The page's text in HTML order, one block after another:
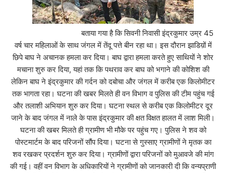
बताया गया है कि सिवनी निवासी इंद्रकुमार उम्र 45
वर्ष चार महिलाओं के साथ जंगल में तेंदू पत्ते बीन रहा था। इस दौरान झाडिय़ों में
छिपे बाघ ने अचानक हमला कर दिया। बाघ द्वारा हमला करते हुए साथियों ने शोर
मचाना शुरु कर दिया, यहां तक कि पथराव कर बाघ को भगाने की कोशिश की
लेकिन बाघ ने इंद्रकुमार की गर्दन को दबोचा और जंगल में करीब एक किलोमीटर
तक भागता रहा। घटना की खबर मिलते ही वन विभाग व पुलिस की टीम पहुंच गई
और तलाशी अभियान शुरु कर दिया। घटना स्थल से करीब एक किलोमीटर दूर
जाने के बाद जंगल में नाले के पास इंद्रकुमार की क्षत विक्षत हालत में लाश मिली।
घटना की खबर मिलते ही ग्रामीण भी मौके पर पहुंच गए। पुलिस ने शव को
पोस्टमार्टम के बाद परिजनों सौंप दिया। घटना से गुस्साए ग्रामीणों ने मृतक का
शव रखकर प्रदर्शन शुरु कर दिया। ग्रामीणों द्वारा परिजनों को मुआवजे की मांग
की गई। वहीं वन विभाग के अधिकारियों ने ग्रामीणों को जानकारी दी कि वन्यप्राणी